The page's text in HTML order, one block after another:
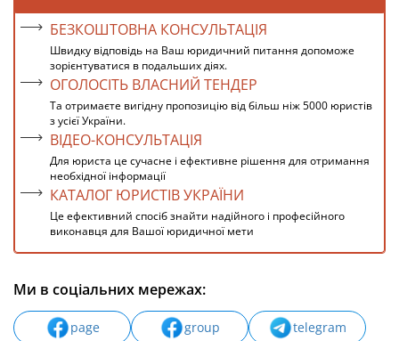
БЕЗКОШТОВНА КОНСУЛЬТАЦІЯ
Швидку відповідь на Ваш юридичний питання допоможе
зорієнтуватися в подальших діях.
ОГОЛОСІТЬ ВЛАСНИЙ ТЕНДЕР
Та отримаєте вигідну пропозицію від більш ніж 5000 юристів
з усієї України.
ВІДЕО-КОНСУЛЬТАЦІЯ
Для юриста це сучасне і ефективне рішення для отримання
необхідної інформації
КАТАЛОГ ЮРИСТІВ УКРАЇНИ
Це ефективний спосіб знайти надійного і професійного
виконавця для Вашої юридичної мети
Ми в соціальних мережах:
page group
telegram